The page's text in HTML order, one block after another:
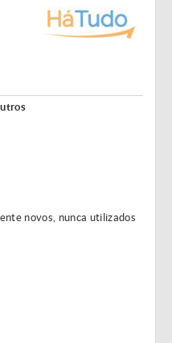
novos, nunca utilizados